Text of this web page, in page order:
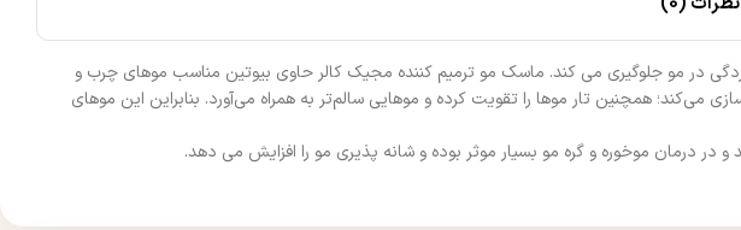
در مو جلوگیری می کند. ماسک مو ترمیم کننده مجیک کالر حاوی بیوتین مناسب موهای چرب و
همچنین تار موها را تقویت کرده و موهایی سالم‌تر به همراه می‌آورد. بنابراین این موهای
درمان موخوره و گره مو بسیار موثر بوده و شانه پذیری مو را افزایش می دهد.